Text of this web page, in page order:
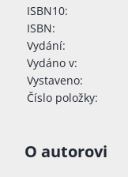
ISBN10:
ISBN:
Vydání:
Vydáno v:
Vystaveno:
Číslo položky:
O autorovi